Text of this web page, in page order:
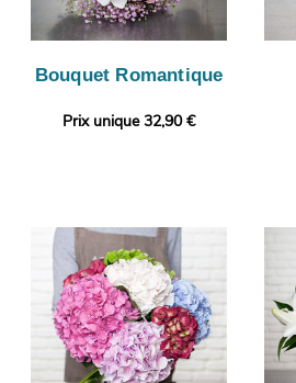
Bouquet Romantique
Prix unique 32,90 €